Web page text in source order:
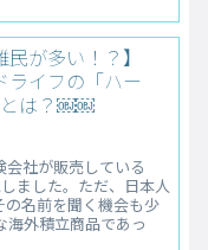
民が多い！？】
ライフの「ハー
とは？￼￼
社が販売している
ました。ただ、日本人
の名前を聞く機会も少
海外積立商品であっ